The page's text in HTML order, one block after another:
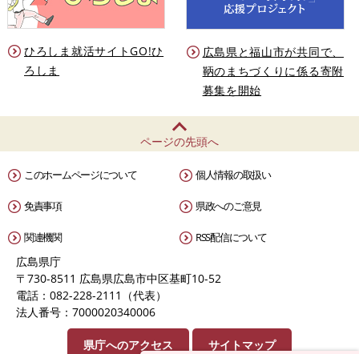
ひろしま就活サイトGO!ひ
ろしま
広島県と福山市が共同で、
鞆のまちづくりに係る寄附
募集を開始
ページの先頭へ
このホームページについて 個人情報の取扱い
免責事項 県政へのご意見
関連機関 RSS配信について
広島県庁
〒730-8511 広島県広島市中区基町10-52
電話：082-228-2111（代表）
法人番号：7000020340006
県庁へのアクセス サイトマップ